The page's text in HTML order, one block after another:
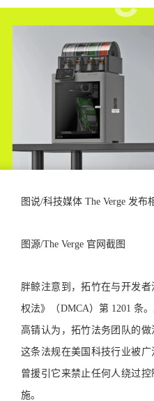
图说/科技媒体 The Verge 发布
图源/The Verge 官网截图
胖鲸注意到，拓竹在与开发
权法》（DMCA）第 1201 条
高锖认为，拓竹法务团队的做
这条法规在美国科技行业被
曾援引它来禁止任何人绕过
施。